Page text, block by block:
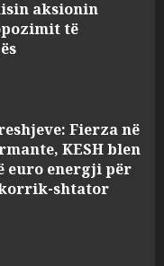
aksionin
të
Fierza në
KESH blen
euro energji për
shtator